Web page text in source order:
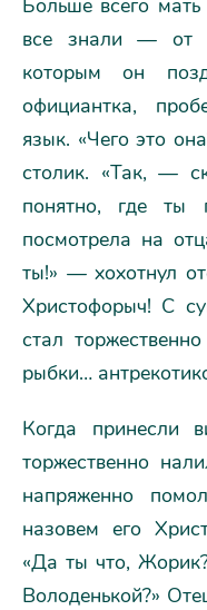
Больше всего
все знали — от
которым он
официантка,
язык. «Чего это
столик. «Так, —
понятно, где ты
посмотрела на
ты!» — хохотнул
Христофорыч! С
стал
рыбки…
Когда принесли
торжественно
напряженно
назовем его
«Да ты что,
Володенькой?»